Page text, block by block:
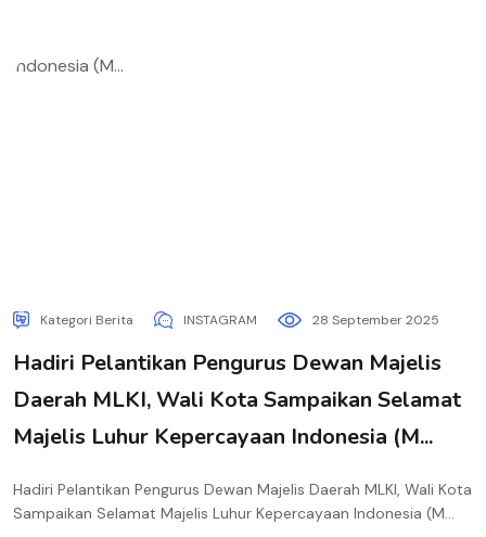
Kategori Berita INSTAGRAM 28 September 2025
Hadiri Pelantikan Pengurus Dewan Majelis
Daerah MLKI, Wali Kota Sampaikan Selamat
Majelis Luhur Kepercayaan Indonesia (M...
Hadiri Pelantikan Pengurus Dewan Majelis Daerah MLKI, Wali Kota
Sampaikan Selamat Majelis Luhur Kepercayaan Indonesia (M...